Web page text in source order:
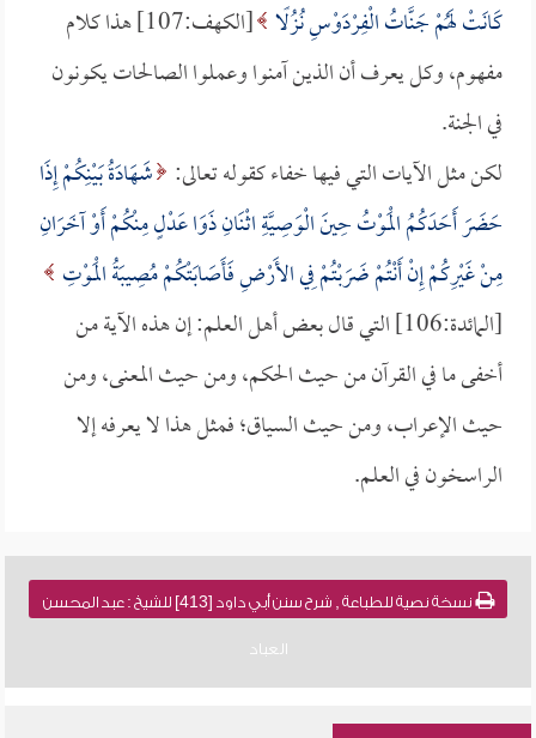
كَانَتْ لَهُمْ جَنَّاتُ الْفِرْدَوْسِ نُزُلًا
[الكهف:107] هذا كلام
مفهوم، وكل يعرف أن الذين آمنوا وعملوا الصالحات يكونون
في الجنة.
لكن مثل الآيات التي فيها خفاء كقوله تعالى: شَهَادَةُ بَيْنِكُمْ إِذَا
حَضَرَ أَحَدَكُمُ الْمَوْتُ حِينَ الْوَصِيَّةِ اثْنَانِ ذَوَا عَدْلٍ مِنْكُمْ أَوْ آخَرَانِ
مِنْ غَيْرِكُمْ إِنْ أَنْتُمْ ضَرَبْتُمْ فِي الأَرْضِ فَأَصَابَتْكُمْ مُصِيبَةُ الْمَوْتِ
[المائدة:106] التي قال بعض أهل العلم: إن هذه الآية من
أخفى ما في القرآن من حيث الحكم، ومن حيث المعنى، ومن
حيث الإعراب، ومن حيث السياق؛ فمثل هذا لا يعرفه إلا
الراسخون في العلم.
نسخة نصية للطباعة , شرح سنن أبي داود [413] للشيخ : عبد المحسن
العباد